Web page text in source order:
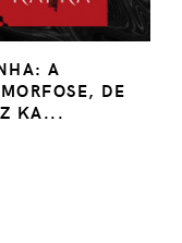
A
DE
KA...